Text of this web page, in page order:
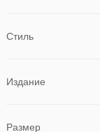
Стиль
Издание
Размер